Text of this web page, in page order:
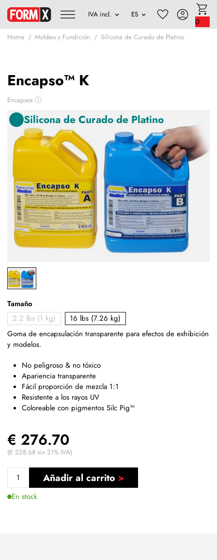
0
Home Moldeo y Fundición Silicona de Curado de Platino
Encapso™ K
Encapsox ⓘ
Silicona de Curado de Platino
Tamaño
2.2 lbs (1 kg)
16 lbs (7.26 kg)
Goma de encapsulación transparente para efectos de exhibición
y modelos.
No peligroso & no tóxico
Apariencia transparente
Fácil proporción de mezcla 1:1
Resistente a los rayos UV
Coloreable con pigmentos Silc Pig™
€ 276.70
(€ 228.68 sin 21% IVA)
Añadir al carrito
En stock